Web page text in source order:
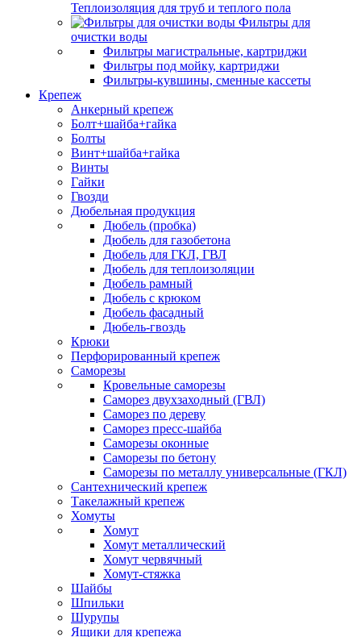
Теплоизоляция для труб и теплого пола
Фильтры для
очистки воды
Фильтры магистральные, картриджи
Фильтры под мойку, картриджи
Фильтры-кувшины, сменные кассеты
Крепеж
Анкерный крепеж
Болт+шайба+гайка
Болты
Винт+шайба+гайка
Винты
Гайки
Гвозди
Дюбельная продукция
Дюбель (пробка)
Дюбель для газобетона
Дюбель для ГКЛ, ГВЛ
Дюбель для теплоизоляции
Дюбель рамный
Дюбель с крюком
Дюбель фасадный
Дюбель-гвоздь
Крюки
Перфорированный крепеж
Саморезы
Кровельные саморезы
Саморез двухзаходный (ГВЛ)
Саморез по дереву
Саморез пресс-шайба
Саморезы оконные
Саморезы по бетону
Саморезы по металлу универсальные (ГКЛ)
Сантехнический крепеж
Такелажный крепеж
Хомуты
Хомут
Хомут металлический
Хомут червячный
Хомут-стяжка
Шайбы
Шпильки
Шурупы
Ящики для крепежа